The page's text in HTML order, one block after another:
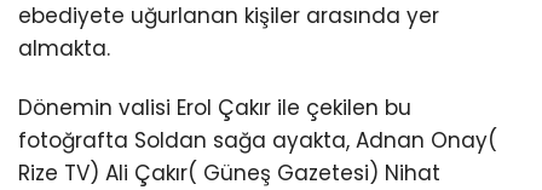
ebediyete uğurlanan kişiler arasında yer
almakta.
Dönemin valisi Erol Çakır ile çekilen bu
fotoğrafta Soldan sağa ayakta, Adnan Onay(
Rize TV) Ali Çakır( Güneş Gazetesi) Nihat